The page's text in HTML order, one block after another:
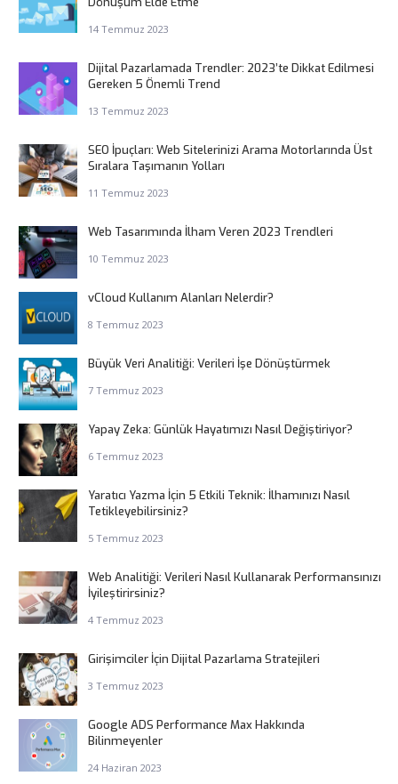
14 Temmuz 2023
Dijital Pazarlamada Trendler: 2023’te Dikkat Edilmesi
Gereken 5 Önemli Trend
13 Temmuz 2023
SEO İpuçları: Web Sitelerinizi Arama Motorlarında Üst
Sıralara Taşımanın Yolları
11 Temmuz 2023
Web Tasarımında İlham Veren 2023 Trendleri
10 Temmuz 2023
vCloud Kullanım Alanları Nelerdir?
8 Temmuz 2023
Büyük Veri Analitiği: Verileri İşe Dönüştürmek
7 Temmuz 2023
Yapay Zeka: Günlük Hayatımızı Nasıl Değiştiriyor?
6 Temmuz 2023
Yaratıcı Yazma İçin 5 Etkili Teknik: İlhamınızı Nasıl
Tetikleyebilirsiniz?
5 Temmuz 2023
Web Analitiği: Verileri Nasıl Kullanarak Performansınızı
İyileştirirsiniz?
4 Temmuz 2023
Girişimciler İçin Dijital Pazarlama Stratejileri
3 Temmuz 2023
Google ADS Performance Max Hakkında
Bilinmeyenler
24 Haziran 2023